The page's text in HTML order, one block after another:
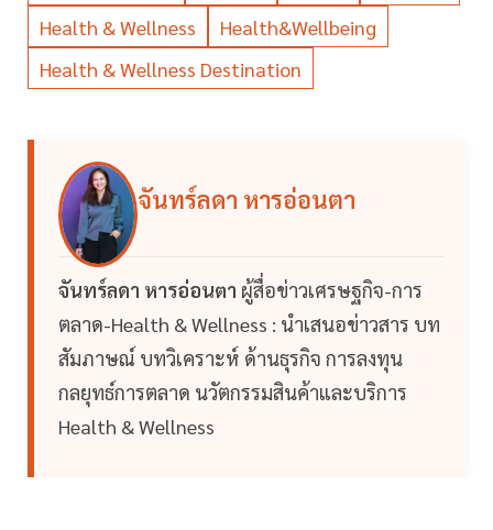
Health & Wellness
Health&Wellbeing
Health & Wellness Destination
จันทร์ลดา หารอ่อนตา
จันทร์ลดา หารอ่อนตา ผู้สื่อข่าวเศรษฐกิจ-การ
ตลาด-Health & Wellness : นำเสนอข่าวสาร บท
สัมภาษณ์ บทวิเคราะห์ ด้านธุรกิจ การลงทุน
กลยุทธ์การตลาด นวัตกรรมสินค้าและบริการ
Health & Wellness